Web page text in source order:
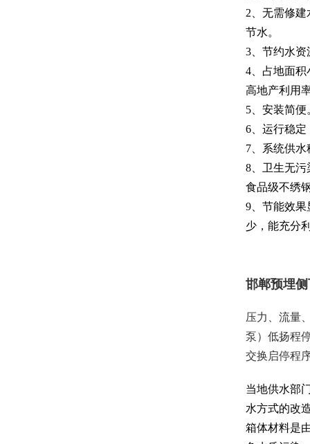
2、无需修
节水。
3、节约水
4、占地面
高地产利用
5、安装简
6、运行稳
7、系统供
8、卫生无
食品级不绣
9、节能效
少，能充分
邯郸预埋
压力、流量
泵）低扬程
交换启停程
当地供水部
水方式的改
箱体材料是